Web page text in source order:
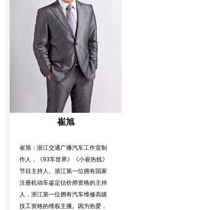
崔旭
崔旭：浙江交通广播汽车工作室制
作人，《93车世界》《小崔热线》
节目主持人。浙江第一位拥有国家
注册机动车鉴定估价师资格的主持
人，浙江第一位拥有汽车维修高级
技工资格的维权主播。因为热爱，